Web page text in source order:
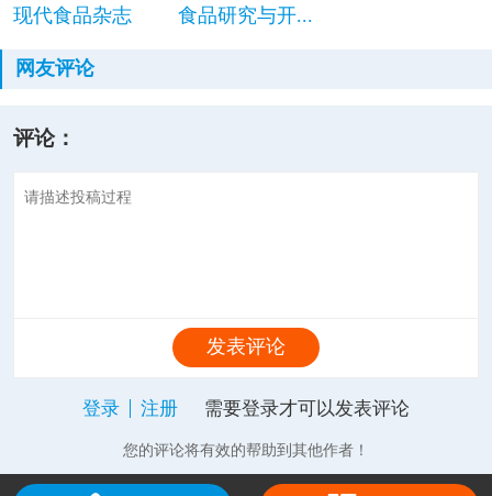
现代食品杂志
食品研究与开...
网友评论
评论：
发表评论
登录 注册 需要登录才可以发表评论
您的评论将有效的帮助到其他作者！